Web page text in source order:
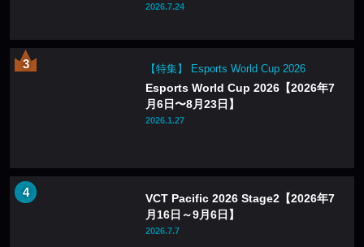
2026.7.24
【特集】 Esports World Cup 2026
Esports World Cup 2026【2026年7
月6日〜8月23日】
2026.1.27
VCT Pacific 2026 Stage2【2026年7
月16日～9月6日】
2026.7.7